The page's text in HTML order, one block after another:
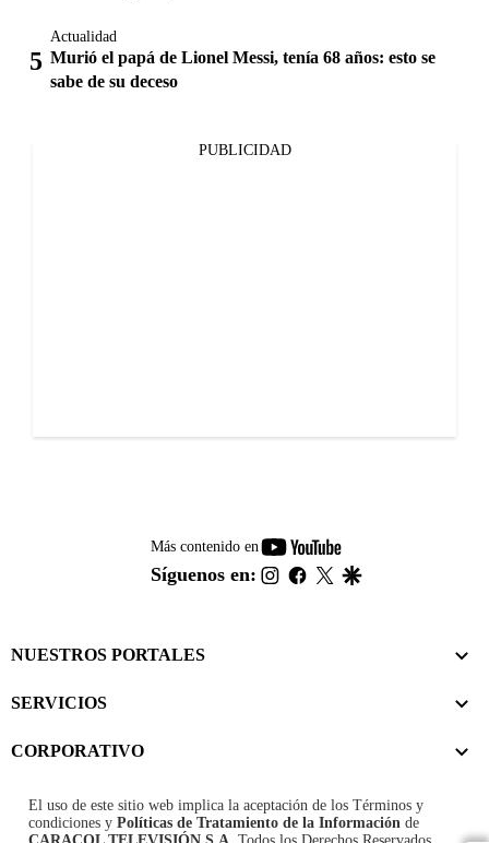
Actualidad
Murió el papá de Lionel Messi, tenía 68 años: esto se
sabe de su deceso
PUBLICIDAD
Más contenido en
youtube-
footer
Síguenos en: instagram
facebook
twitter
NUESTROS PORTALES
SERVICIOS
CORPORATIVO
El uso de este sitio web implica la aceptación de los Términos y
condiciones y Políticas de Tratamiento de la Información de